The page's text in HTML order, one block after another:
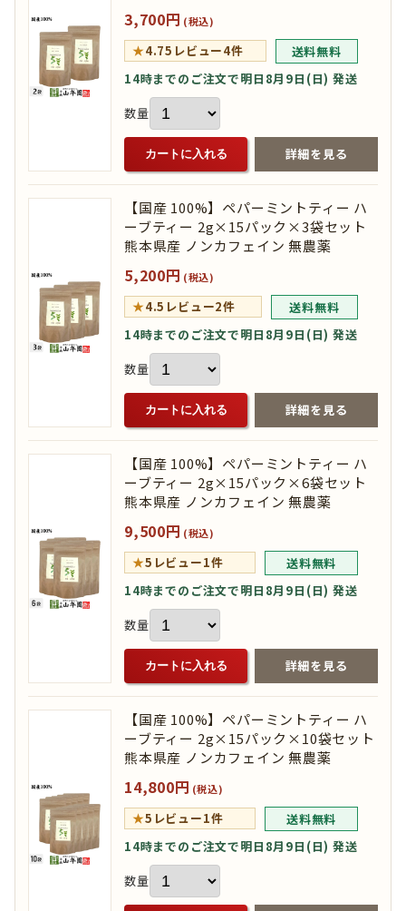
3,700円 (税込)
★4.75 レビュー4件
送料無料
14時までのご注文で明日8月9日(日) 発送
数量
カートに入れる 詳細を見る
【国産 100%】ペパーミントティー ハ
ーブティー 2g×15パック×3袋セット
熊本県産 ノンカフェイン 無農薬
5,200円 (税込)
★4.5 レビュー2件
送料無料
14時までのご注文で明日8月9日(日) 発送
数量
カートに入れる 詳細を見る
【国産 100%】ペパーミントティー ハ
ーブティー 2g×15パック×6袋セット
熊本県産 ノンカフェイン 無農薬
9,500円 (税込)
★5 レビュー1件
送料無料
14時までのご注文で明日8月9日(日) 発送
数量
カートに入れる 詳細を見る
【国産 100%】ペパーミントティー ハ
ーブティー 2g×15パック×10袋セット
熊本県産 ノンカフェイン 無農薬
14,800円 (税込)
★5 レビュー1件
送料無料
14時までのご注文で明日8月9日(日) 発送
数量